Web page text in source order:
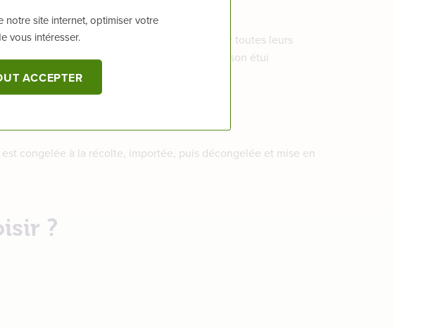
site internet, optimiser votre
vous intéresser.
ACCEPTER
un emballage isotherme
afin de préserver toutes leurs
doit être conservée au réfrigérateur, hors de son étui
cotre commande et livré très rapidement.
congelée à la récolte, importée, puis décongelée et mise en
?